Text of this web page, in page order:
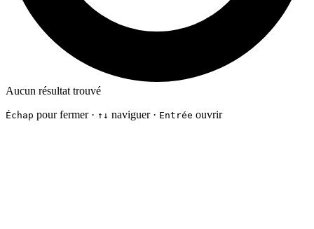
Aucun résultat trouvé
Échap pour fermer · ↑↓ naviguer · Entrée ouvrir